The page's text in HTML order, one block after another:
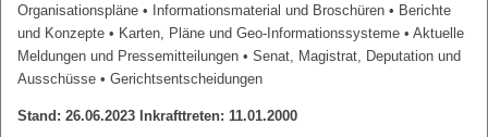
Organisationspläne • Informationsmaterial und Broschüren • Berichte
und Konzepte • Karten, Pläne und Geo-Informationssysteme • Aktuelle
Meldungen und Pressemitteilungen • Senat, Magistrat, Deputation und
Ausschüsse • Gerichtsentscheidungen
Stand: 26.06.2023 Inkrafttreten: 11.01.2000